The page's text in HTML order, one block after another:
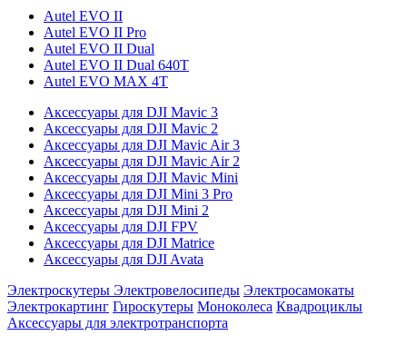
Autel EVO II
Autel EVO II Pro
Autel EVO II Dual
Autel EVO II Dual 640T
Autel EVO MAX 4T
Аксессуары для DJI Mavic 3
Аксессуары для DJI Mavic 2
Аксессуары для DJI Mavic Air 3
Аксессуары для DJI Mavic Air 2
Аксессуары для DJI Mavic Mini
Аксессуары для DJI Mini 3 Pro
Аксессуары для DJI Mini 2
Аксессуары для DJI FPV
Аксессуары для DJI Matrice
Аксессуары для DJI Avata
Электроскутеры Электровелосипеды Электросамокаты
Электрокартинг Гироскутеры Моноколеса Квадроциклы
Аксессуары для электротранспорта